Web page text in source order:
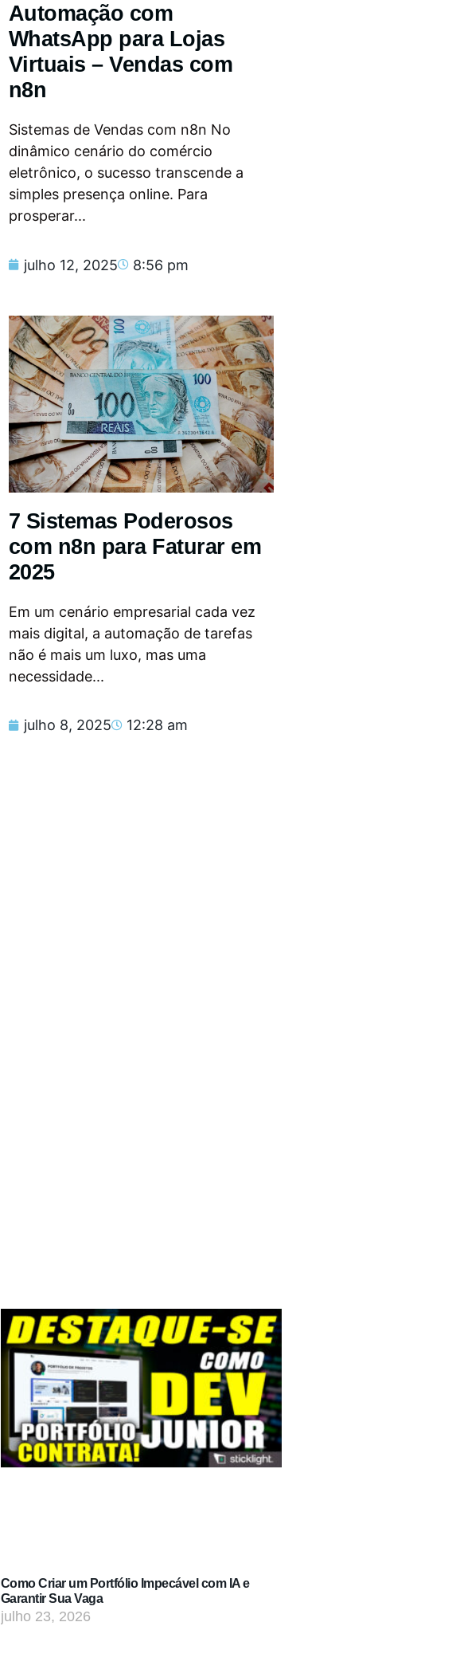
Automação com
WhatsApp para Lojas
Virtuais – Vendas com
n8n
Sistemas de Vendas com n8n No
dinâmico cenário do comércio
eletrônico, o sucesso transcende a
simples presença online. Para
prosperar...
julho 12, 2025 8:56 pm
7 Sistemas Poderosos
com n8n para Faturar em
2025
Em um cenário empresarial cada vez
mais digital, a automação de tarefas
não é mais um luxo, mas uma
necessidade...
julho 8, 2025 12:28 am
Como Criar um Portfólio Impecável com IA e
Garantir Sua Vaga
julho 23, 2026